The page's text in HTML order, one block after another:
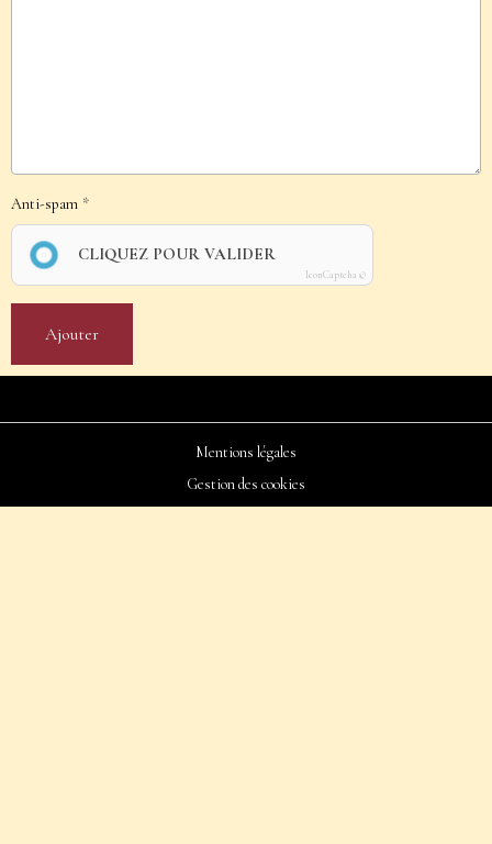
Anti-spam
CLIQUEZ POUR VALIDER
IconCaptcha ©
Ajouter
Mentions légales
Gestion des cookies